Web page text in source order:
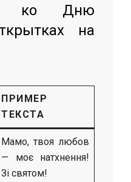
ко Дню
на
ПРИМЕР
ТЕКСТА
Мамо, твоя любов
— моє натхнення!
Зі святом!